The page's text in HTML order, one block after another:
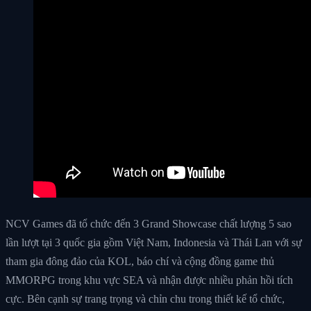
NCV Games đã tổ chức đến 3 Grand Showcase chất lượng 5 sao
lần lượt tại 3 quốc gia gồm Việt Nam, Indonesia và Thái Lan với sự
tham gia đông đảo của KOL, báo chí và cộng đồng game thủ
MMORPG trong khu vực SEA và nhận được nhiều phản hồi tích
cực. Bên cạnh sự trang trọng và chỉn chu trong thiết kế tổ chức,